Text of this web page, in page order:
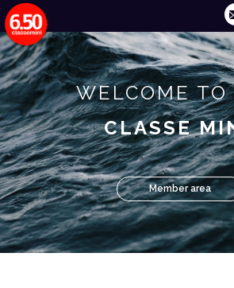
WELCOME TO
CLASSE
Member area